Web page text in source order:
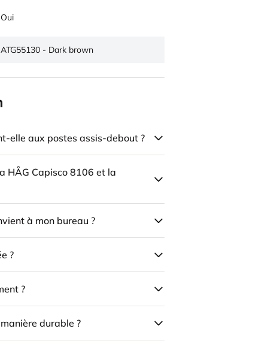
Oui
ATG55130 - Dark brown
elle aux postes assis-debout ?
HÅG Capisco 8106 et la
à mon bureau ?
?
?
durable ?